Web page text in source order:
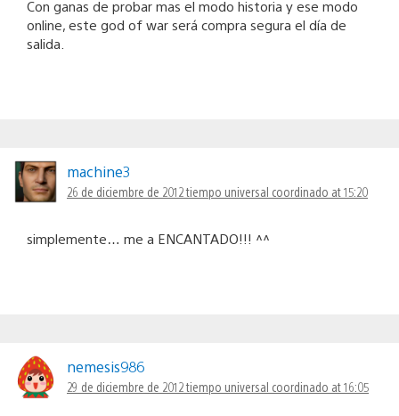
Con ganas de probar mas el modo historia y ese modo
online, este god of war será compra segura el día de
salida.
machine3
26 de diciembre de 2012 tiempo universal coordinado at 15:20
simplemente… me a ENCANTADO!!! ^^
nemesis986
29 de diciembre de 2012 tiempo universal coordinado at 16:05